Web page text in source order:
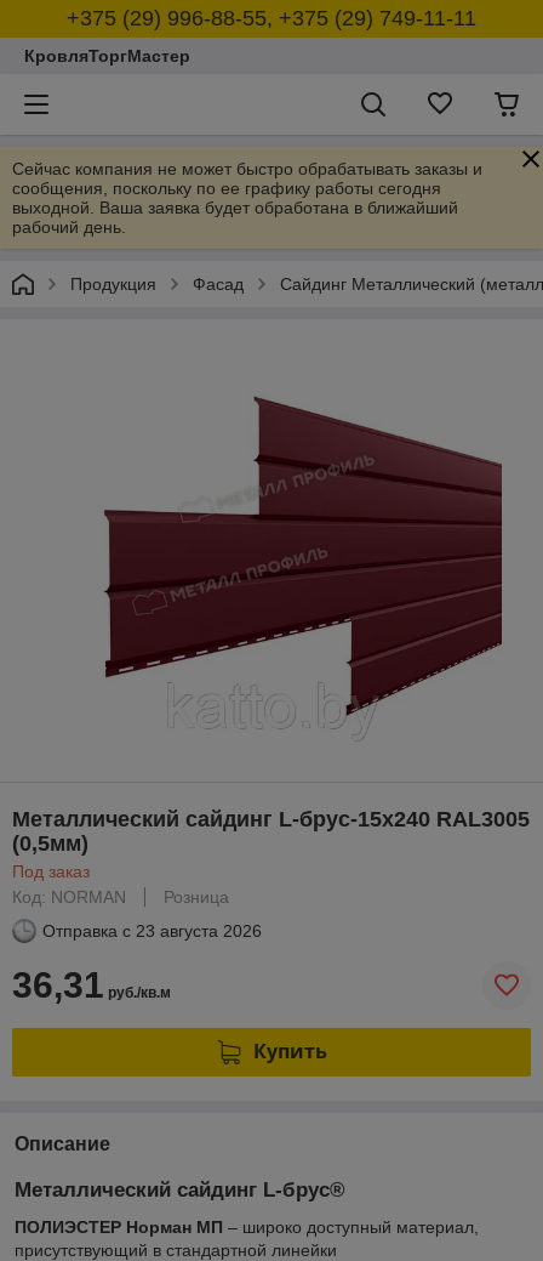
+375 (29) 996-88-55, +375 (29) 749-11-11
КровляТоргМастер
Сейчас компания не может быстро обрабатывать заказы и
сообщения, поскольку по ее графику работы сегодня
выходной. Ваша заявка будет обработана в ближайший
рабочий день.
Продукция Фасад Сайдинг Металлический
Металлический сайдинг L-брус-15х240 RAL3005
(0,5мм)
Под заказ
Код: NORMAN
Розница
Отправка с 23 августа 2026
36,31 руб./кв.м
Купить
Описание
Металлический сайдинг L-брус®
ПОЛИЭСТЕР Норман МП – широко доступный материал,
присутствующий в стандартной линейки